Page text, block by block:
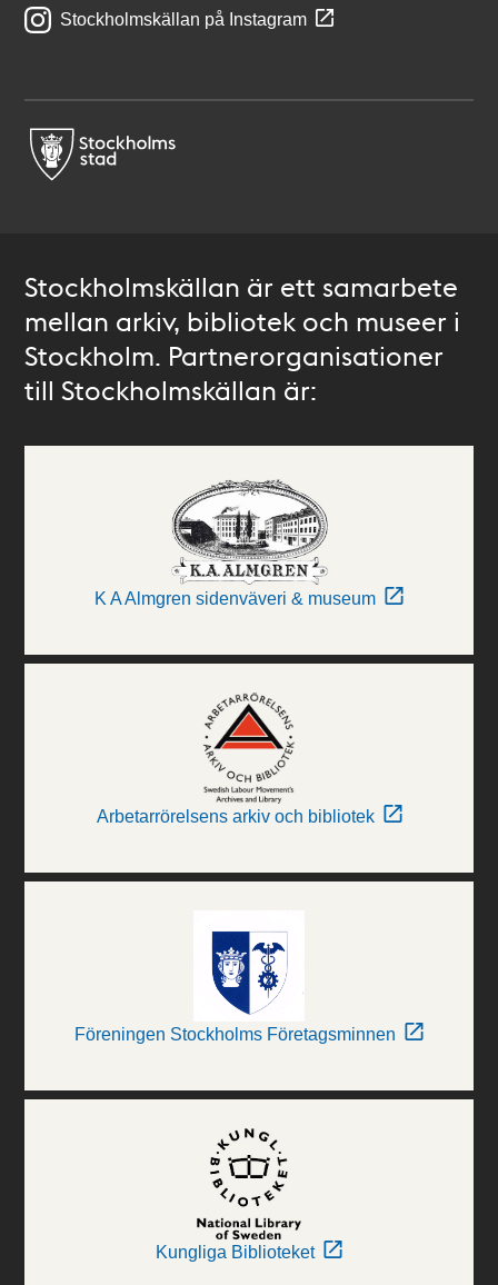
Stockholmskällan på Instagram
Stockholmskällan är ett samarbete
mellan arkiv, bibliotek och museer i
Stockholm. Partnerorganisationer
till Stockholmskällan är:
K A Almgren sidenväveri & museum
Arbetarrörelsens arkiv och bibliotek
Föreningen Stockholms Företagsminnen
Kungliga Biblioteket